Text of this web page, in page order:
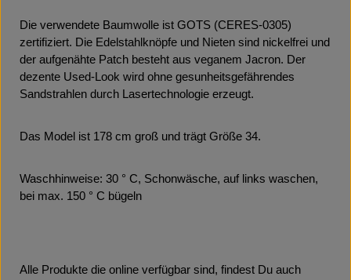
Die verwendete Baumwolle ist GOTS (CERES-0305)
zertifiziert. Die Edelstahlknöpfe und Nieten sind nickelfrei und
der aufgenähte Patch besteht aus veganem Jacron. Der
dezente Used-Look wird ohne gesunheitsgefährendes
Sandstrahlen durch Lasertechnologie erzeugt.
Das Model ist 178 cm groß und trägt Größe 34.
Waschhinweise: 30 ° C, Schonwäsche, auf links waschen,
bei max. 150 ° C bügeln
Alle Produkte die online verfügbar sind, findest Du auch